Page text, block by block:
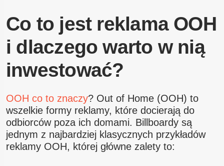
Co to jest reklama OOH
i dlaczego warto w nią
inwestować?
OOH co to znaczy? Out of Home (OOH) to
wszelkie formy reklamy, które docierają do
odbiorców poza ich domami. Billboardy są
jednym z najbardziej klasycznych przykładów
reklamy OOH, której główne zalety to: